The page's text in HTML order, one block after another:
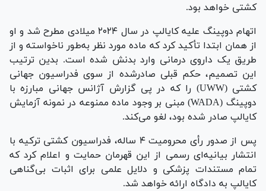
کشتی خواهد بود.
اتهام دوپینگ علیه کایالپ در سال ۲۰۲۴ میلادی مطرح شد و او
از همان ابتدا تأکید کرد که ماده مورد نظر به‌طور ناخواسته و از
طریق یک داروی درمانی وارد بدنش شده است. بدین ترتیب
این تصمیم، حکم قبلی صادرشده از سوی فدراسیون جهانی
کشتی (UWW) را که در پی گزارش آژانس جهانی مبارزه با
دوپینگ (WADA) مبنی بر وجود ماده ممنوعه در نمونه آزمایش
کایالپ صادر شده بود، لغو می‌کند.
پس از صدور رأی محرومیت ۴ ساله، فدراسیون کشتی ترکیه با
انتشار بیانیه‌ای رسمی از این قهرمان حمایت و اعلام کرد که
تمام مستندات پزشکی و دلایل علمی برای اثبات بی‌گناهی
کایالپ به دادگاه ارائه خواهد شد.